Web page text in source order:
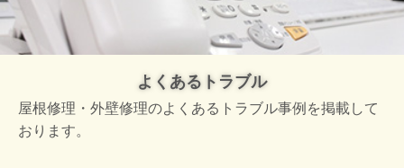
よくあるトラブル
屋根修理・外壁修理のよくあるトラブル事例を掲載して
おります。